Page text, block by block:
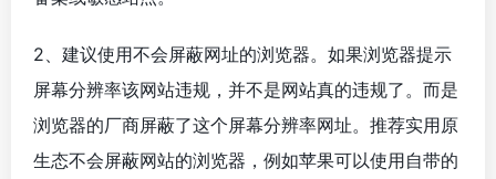
2、建议使用不会屏蔽网址的浏览器。如果浏览器提示
屏幕分辨率该网站违规，并不是网站真的违规了。而是
浏览器的厂商屏蔽了这个屏幕分辨率网址。推荐实用原
生态不会屏蔽网站的浏览器，例如苹果可以使用自带的